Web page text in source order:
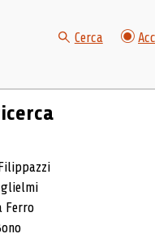
Cerca
Ferro